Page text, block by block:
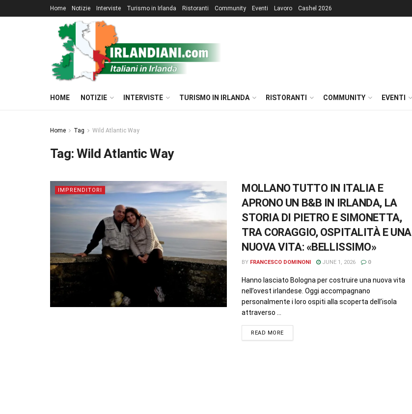
Home Notizie Interviste Turismo in Irlanda Ristoranti Community Eventi Lavoro Cashel 2026
HOME NOTIZIE INTERVISTE TURISMO IN IRLANDA RISTORANTI COMMUNITY EVENTI
Home Tag Wild Atlantic Way
Tag:Wild Atlantic Way
IMPRENDITORI
MOLLANO TUTTO IN ITALIA E
APRONO UN B&B IN IRLANDA, LA
STORIA DI PIETRO E SIMONETTA,
TRA CORAGGIO, OSPITALITÀ E UNA
NUOVA VITA: «BELLISSIMO»
BY FRANCESCO DOMINONI JUNE 1, 2026 0
Hanno lasciato Bologna per costruire una nuova vita
nell’ovest irlandese. Oggi accompagnano
personalmente i loro ospiti alla scoperta dell’isola
attraverso ...
READ MORE